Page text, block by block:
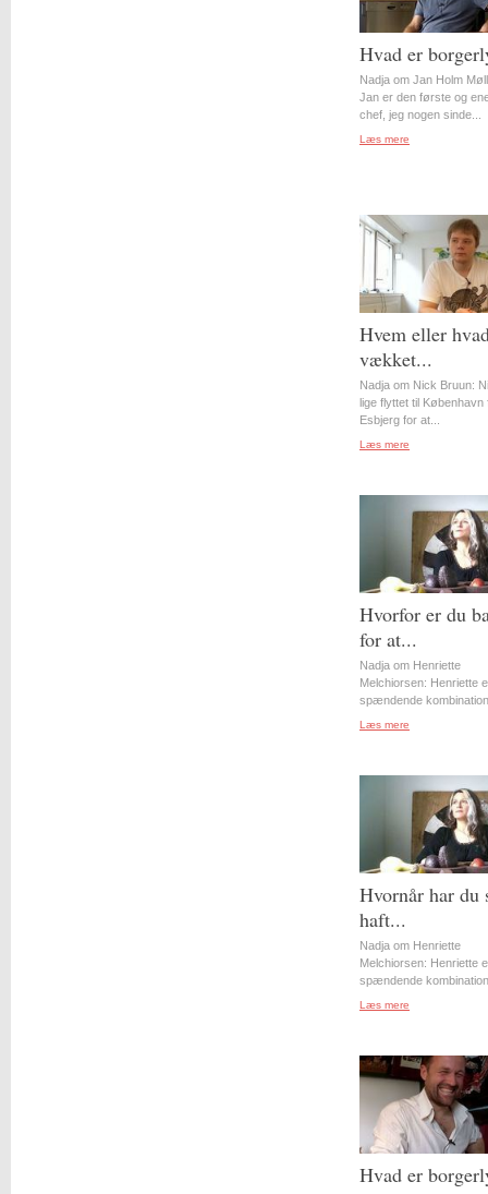
Hvad er
Nadja om Jan Holm
Jan er den første og
chef, jeg nogen sinde...
Læs mere
Hvem eller
vækket...
Nadja om Nick Bruun:
lige flyttet til København
Esbjerg for at...
Læs mere
Hvorfor er du
for at...
Nadja om Henriette
Melchiorsen: Henriette
spændende
Læs mere
Hvornår har du
haft...
Nadja om Henriette
Melchiorsen: Henriette
spændende
Læs mere
Hvad er